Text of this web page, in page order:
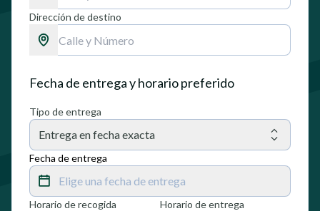
Dirección de destino
Fecha de entrega y horario preferido
Tipo de entrega
Entrega en fecha exacta
Fecha de entrega
Elige una fecha de entrega
Horario de recogida Horario de entrega